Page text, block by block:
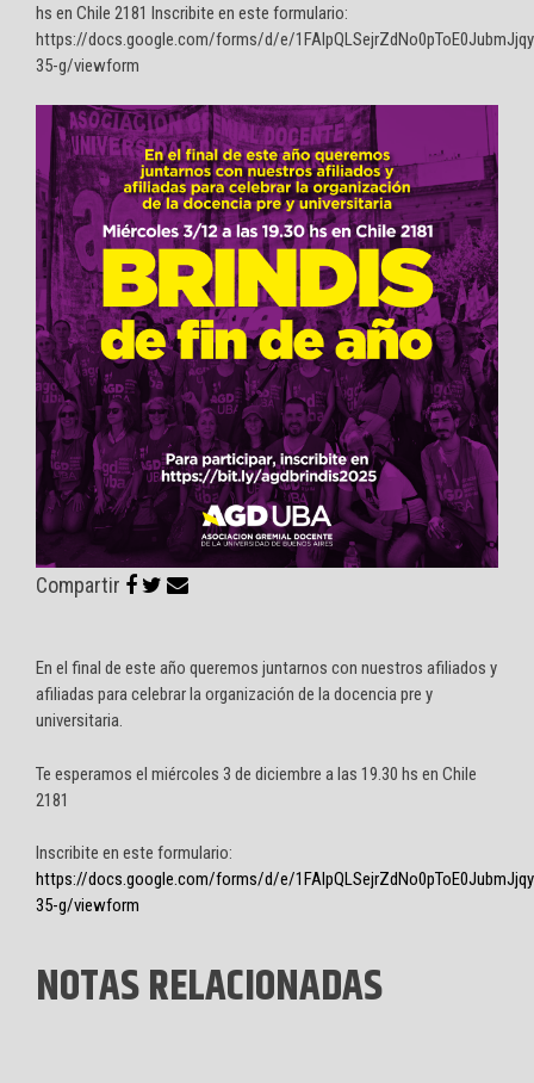
hs en Chile 2181 Inscribite en este formulario:
https://docs.google.com/forms/d/e/
35-g/viewform
Compartir
En el final de este año queremos juntarnos con nuestros afiliados y
afiliadas para celebrar la organización de la docencia pre y
universitaria.
Te esperamos el miércoles 3 de diciembre a las 19.30 hs en Chile
2181
Inscribite en este formulario:
https://docs.google.com/forms/d/e/
35-g/viewform
NOTAS RELACIONADAS